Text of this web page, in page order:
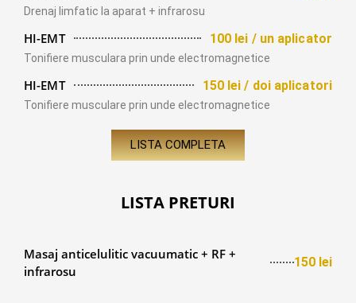
Drenaj limfatic la aparat + infrarosu
HI-EMT 100 lei / un aplicator
Tonifiere musculara prin unde electromagnetice
HI-EMT 150 lei / doi aplicatori
Tonifiere musculare prin unde electromagnetice
LISTA COMPLETA
LISTA PRETURI
Masaj anticelulitic vacuumatic + RF +
infrarosu
150 lei